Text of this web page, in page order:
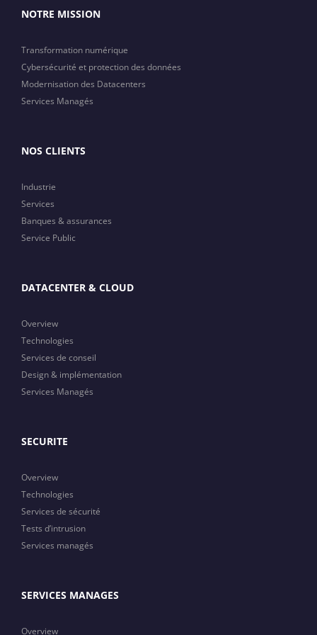
NOTRE MISSION
Transformation numérique
Cybersécurité et protection des données
Modernisation des Datacenters
Services Managés
NOS CLIENTS
Industrie
Services
Banques & assurances
Service Public
DATACENTER & CLOUD
Overview
Technologies
Services de conseil
Design & implémentation
Services Managés
SECURITE
Overview
Technologies
Services de sécurité
Tests d’intrusion
Services managés
SERVICES MANAGES
Overview